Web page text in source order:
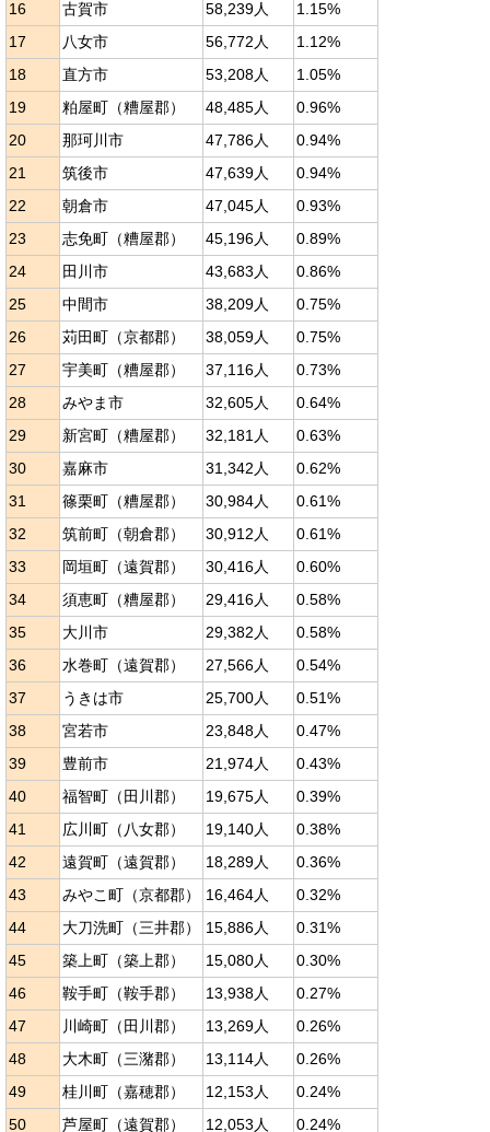
16
古賀市 58,239人
1.15%
17
八女市 56,772人
1.12%
18
直方市 53,208人
1.05%
19
粕屋町（糟屋郡） 48,485人
0.96%
20
那珂川市 47,786人
0.94%
21
筑後市 47,639人
0.94%
22
朝倉市 47,045人
0.93%
23
志免町（糟屋郡） 45,196人
0.89%
24
田川市 43,683人
0.86%
25
中間市 38,209人
0.75%
26
苅田町（京都郡） 38,059人
0.75%
27
宇美町（糟屋郡） 37,116人
0.73%
28
みやま市 32,605人
0.64%
29
新宮町（糟屋郡） 32,181人
0.63%
30
嘉麻市 31,342人
0.62%
31
篠栗町（糟屋郡） 30,984人
0.61%
32
筑前町（朝倉郡） 30,912人
0.61%
33
岡垣町（遠賀郡） 30,416人
0.60%
34
須恵町（糟屋郡） 29,416人
0.58%
35
大川市 29,382人
0.58%
36
水巻町（遠賀郡） 27,566人
0.54%
37
うきは市 25,700人
0.51%
38
宮若市 23,848人
0.47%
39
豊前市 21,974人
0.43%
40
福智町（田川郡） 19,675人
0.39%
41
広川町（八女郡） 19,140人
0.38%
42
遠賀町（遠賀郡） 18,289人
0.36%
43
みやこ町（京都郡） 16,464人
0.32%
44
大刀洗町（三井郡） 15,886人
0.31%
45
築上町（築上郡） 15,080人
0.30%
46
鞍手町（鞍手郡） 13,938人
0.27%
47
川崎町（田川郡） 13,269人
0.26%
48
大木町（三潴郡） 13,114人
0.26%
49
桂川町（嘉穂郡） 12,153人
0.24%
50
芦屋町（遠賀郡） 12,053人 0.24%